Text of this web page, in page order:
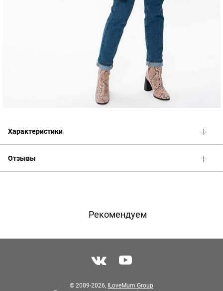
Характеристики
Отзывы
Рекомендуем
© 2009-2026, ILoveMum Group